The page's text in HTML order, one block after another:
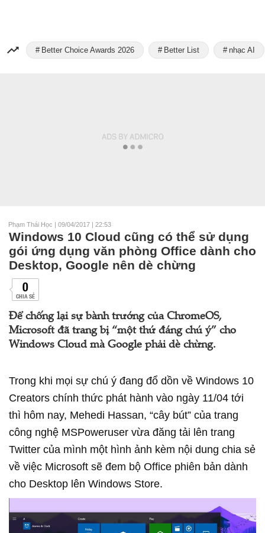
Better Choice Awards 2026 Better List nhạc AI
Phạm Thái Học | 09/04/2017 | 22:53
Windows 10 Cloud cũng có thể sử dụng
gói ứng dụng văn phòng Office dành cho
Desktop, Google nên dè chừng
0
CHIA SẺ
Để chống lại sự bành trướng của ChromeOS,
Microsoft đã trang bị “một thứ đáng chú ý” cho
Windows Cloud mà Google phải dè chừng.
Trong khi mọi sự chú ý đang đổ dồn về Windows 10
Creators chính thức phát hành vào ngày 11/04 tới
thì hôm nay, Mehedi Hassan, “cây bút” của trang
công nghệ MSPoweruser vừa đăng tải lên trang
Twitter của mình một hình ảnh kèm nội dung chia sẻ
về việc Microsoft sẽ đem bộ Office phiên bản dành
cho Desktop lên Windows Store.